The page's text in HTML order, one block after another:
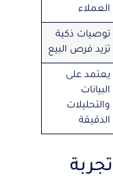
العملاء
توصيات ذكية
تزيد فرص البيع
يعتمد على
البيانات
والتحليلات
الدقيقة